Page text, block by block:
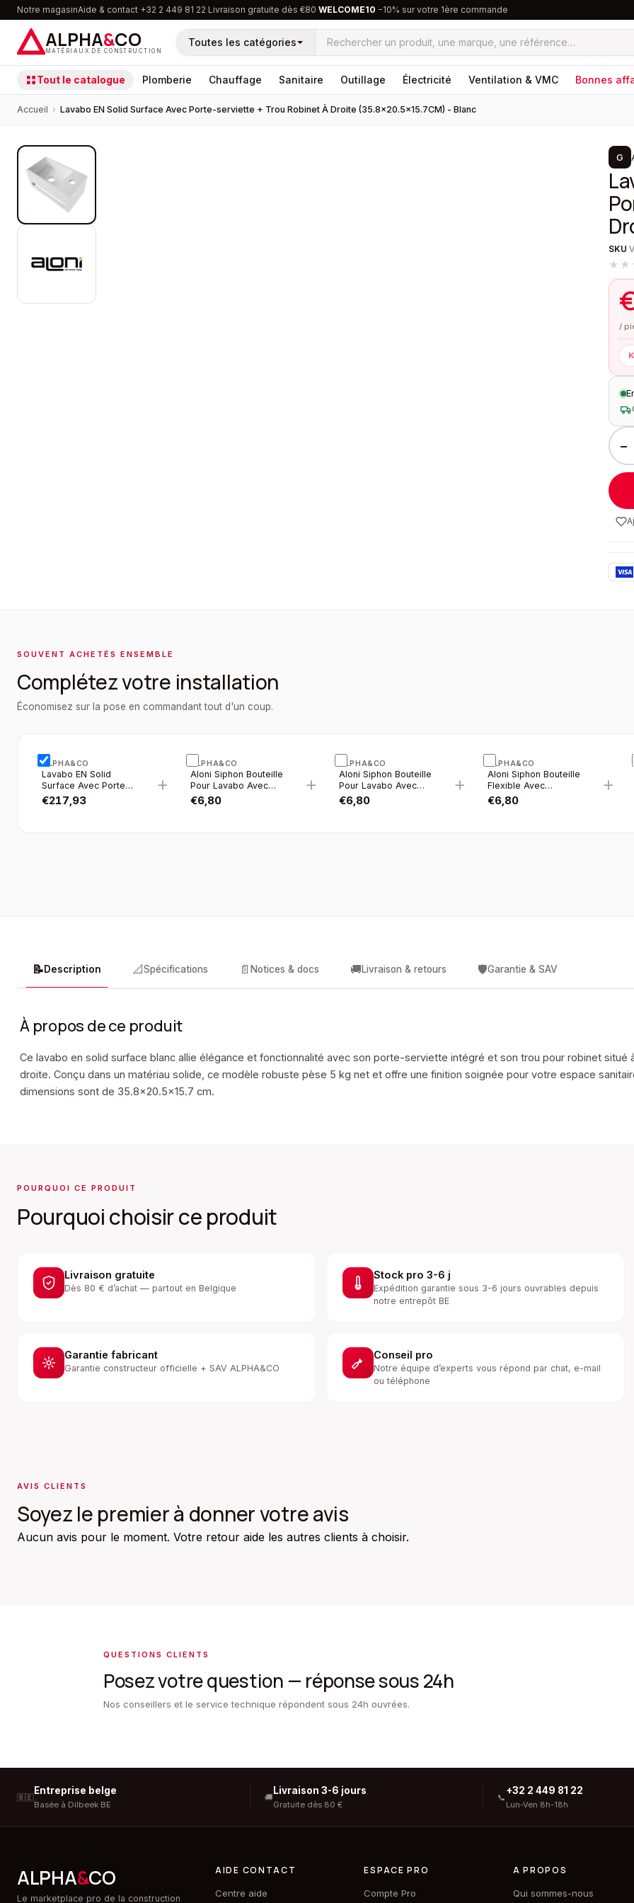
Notre magasinAide & contact·+32 2 449 81 22·Livraison gratuite dès €80·WELCOME10 −10% sur votre 1ère commande
ALPHA&CO
MATÉRIAUX DE CONSTRUCTION
Toutes les catégories
Tout le catalogue Plomberie Chauffage Sanitaire Outillage Électricité Ventilation & VMC Bonnes
Accueil › Lavabo EN Solid Surface Avec Porte-serviette + Trou Robinet À Droite (35.8×20.5×15.7CM) - Blanc
G
SKU
/
−
SOUVENT ACHETÉS ENSEMBLE
Complétez votre installation
Économisez sur la pose en commandant tout d'un coup.
ALPHA&CO
Lavabo EN Solid
Surface Avec Porte-
serviette + Trou
Robinet À Droite
€217,93
+
ALPHA&CO
Aloni Siphon Bouteille
Pour Lavabo Avec
Crepine Ø32MM
Blanc
€6,80
+
ALPHA&CO
Aloni Siphon Bouteille
Pour Lavabo Avec
Crepine Ø40MM
Chrome
€6,80
+
ALPHA&CO
Aloni Siphon Bouteille
Flexible Avec
Crepine Ø32CM
Blanc
€6,80
+
📝Description 📐Spécifications 📄 Notices & docs 🚚Livraison & retours 🛡️Garantie & SAV
À propos de ce produit
Ce lavabo en solid surface blanc allie élégance et fonctionnalité avec son porte-serviette intégré et son trou pour robinet situé
droite. Conçu dans un matériau solide, ce modèle robuste pèse 5 kg net et offre une finition soignée pour votre espace
dimensions sont de 35.8x20.5x15.7 cm.
POURQUOI CE PRODUIT
Pourquoi choisir ce produit
Livraison gratuite
Dès 80 € d’achat — partout en Belgique
Stock pro 3-6 j
Expédition garantie sous 3-6 jours ouvrables depuis
notre entrepôt BE
Garantie fabricant
Garantie constructeur officielle + SAV ALPHA&CO
Conseil pro
Notre équipe d’experts vous répond par chat, e-mail
ou téléphone
AVIS CLIENTS
Soyez le premier à donner votre avis
Aucun avis pour le moment. Votre retour aide les autres clients à choisir.
QUESTIONS CLIENTS
Posez votre question — réponse sous 24h
Nos conseillers et le service technique répondent sous 24h ouvrées.
🇧🇪
Entreprise belge
Basée à Dilbeek BE
🚚
Livraison 3-6 jours
Gratuite dès 80 €
📞
+32 2 449 81 22
Lun-Ven 8h-18h
ALPHA&CO
Le marketplace pro de la construction
AIDE CONTACT
Centre aide
ESPACE PRO
Compte Pro
A PROPOS
Qui sommes-nous